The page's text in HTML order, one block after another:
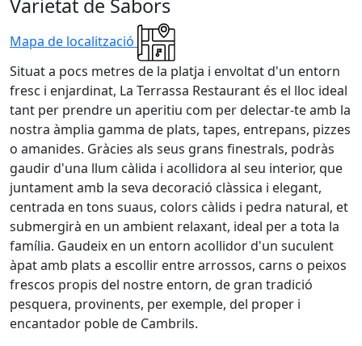
Varietat de Sabors
Mapa de localització
Situat a pocs metres de la platja i envoltat d'un entorn
fresc i enjardinat, La Terrassa Restaurant és el lloc ideal
tant per prendre un aperitiu com per delectar-te amb la
nostra àmplia gamma de plats, tapes, entrepans, pizzes
o amanides. Gràcies als seus grans finestrals, podràs
gaudir d'una llum càlida i acollidora al seu interior, que
juntament amb la seva decoració clàssica i elegant,
centrada en tons suaus, colors càlids i pedra natural, et
submergirà en un ambient relaxant, ideal per a tota la
família. Gaudeix en un entorn acollidor d'un suculent
àpat amb plats a escollir entre arrossos, carns o peixos
frescos propis del nostre entorn, de gran tradició
pesquera, provinents, per exemple, del proper i
encantador poble de Cambrils.